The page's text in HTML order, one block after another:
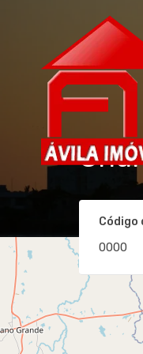
Código